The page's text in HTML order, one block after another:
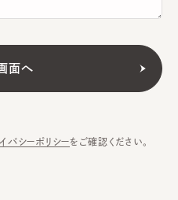
バシーポリシーをご確認ください。